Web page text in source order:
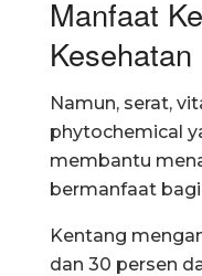
Manfaat
Kesehatan
Namun, serat,
phytochemical
membantu
bermanfaat
Kentang
dan 30 persen